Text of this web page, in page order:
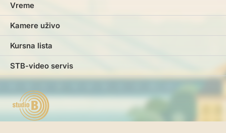
Vreme
Kamere uživo
Kursna lista
STB-video servis